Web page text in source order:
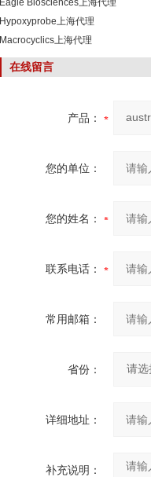
Eagle Biosciences上海代理
Hypoxyprobe上海代理
Macrocyclics上海代理
在线留言
产品：
您的单位：
您的姓名：
联系电话：
常用邮箱：
省份：
详细地址：
补充说明：